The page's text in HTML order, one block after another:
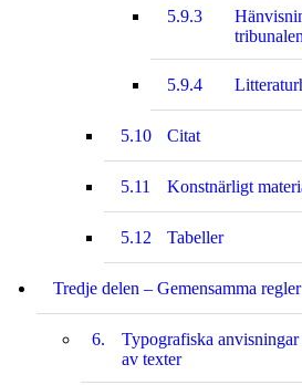
5.9.3
5.9.4
5.10 Citat
5.11 Konstnärligt
5.12 Tabeller
Tredje delen – Gemensamma
6.
Typografiska
av texter